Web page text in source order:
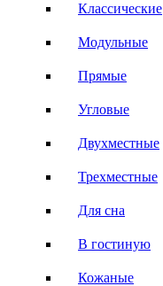
Классические
Модульные
Прямые
Угловые
Двухместные
Трехместные
Для сна
В гостиную
Кожаные